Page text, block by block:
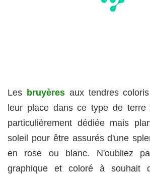
Les bruyèresaux tendres
leur place dans ce type de
particulièrement dédiée mais
soleil pour être assurés d'une
en rose ou blanc. N'oubliez
graphique et coloré à souhait